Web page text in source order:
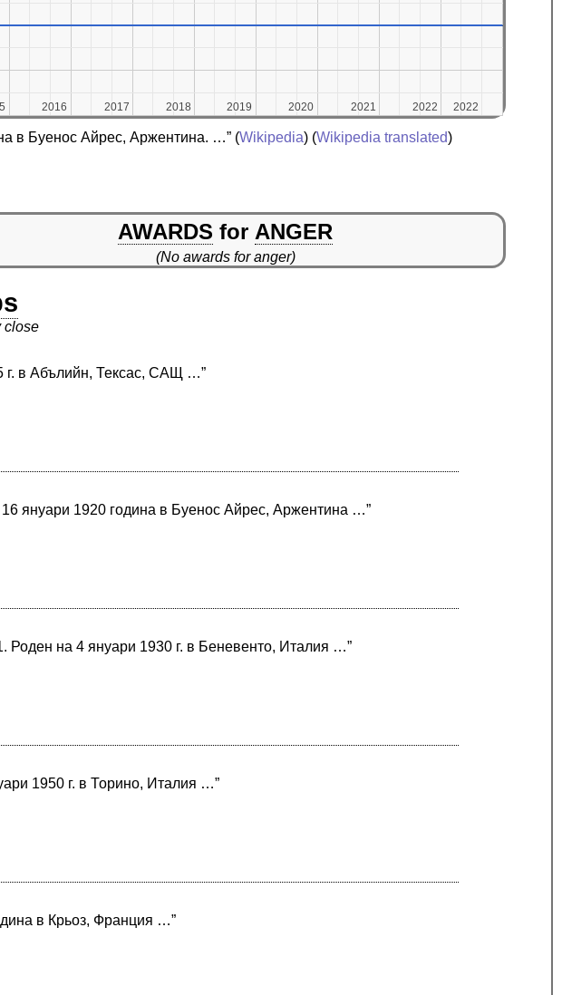
2016
2016 2017
2017 2018
2018 2019
2019 2020
2020 2021
2021 2022
2022 2022
2022
в Буенос Айрес, Аржентина. …” (Wikipedia) (Wikipedia translated)
AWARDS for ANGER
(No awards for anger)
close
г. в Абълийн, Тексас, САЩ …”
януари 1920 година в Буенос Айрес, Аржентина …”
на 4 януари 1930 г. в Беневенто, Италия …”
1950 г. в Торино, Италия …”
в Крьоз, Франция …”